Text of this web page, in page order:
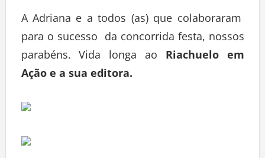
A Adriana e a todos (as) que colaboraram
para o sucesso da concorrida festa, nossos
parabéns. Vida longa ao Riachuelo em
Ação e a sua editora.